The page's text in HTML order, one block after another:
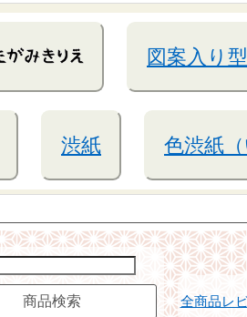
図案入り
渋紙 色渋紙
全商品レ